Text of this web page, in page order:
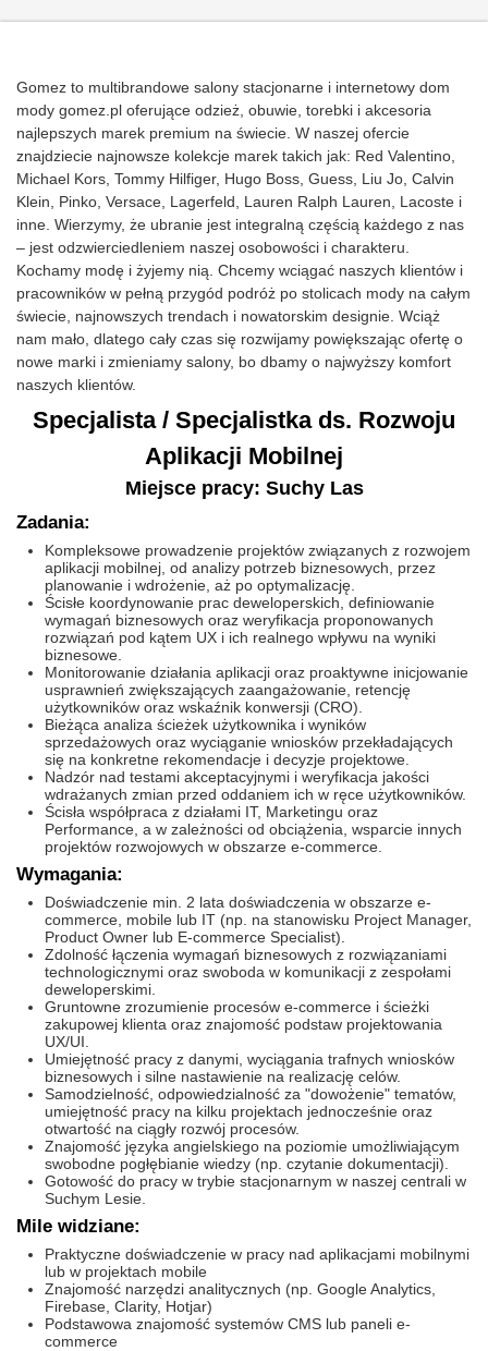
Gomez to multibrandowe salony stacjonarne i internetowy dom
mody gomez.pl oferujące odzież, obuwie, torebki i akcesoria
najlepszych marek premium na świecie. W naszej ofercie
znajdziecie najnowsze kolekcje marek takich jak: Red Valentino,
Michael Kors, Tommy Hilfiger, Hugo Boss, Guess, Liu Jo, Calvin
Klein, Pinko, Versace, Lagerfeld, Lauren Ralph Lauren, Lacoste i
inne. Wierzymy, że ubranie jest integralną częścią każdego z nas
– jest odzwierciedleniem naszej osobowości i charakteru.
Kochamy modę i żyjemy nią. Chcemy wciągać naszych klientów i
pracowników w pełną przygód podróż po stolicach mody na całym
świecie, najnowszych trendach i nowatorskim designie. Wciąż
nam mało, dlatego cały czas się rozwijamy powiększając ofertę o
nowe marki i zmieniamy salony, bo dbamy o najwyższy komfort
naszych klientów.
Specjalista / Specjalistka ds. Rozwoju
Aplikacji Mobilnej
Miejsce pracy: Suchy Las
Zadania:
Kompleksowe prowadzenie projektów związanych z rozwojem
aplikacji mobilnej, od analizy potrzeb biznesowych, przez
planowanie i wdrożenie, aż po optymalizację.
Ścisłe koordynowanie prac deweloperskich, definiowanie
wymagań biznesowych oraz weryfikacja proponowanych
rozwiązań pod kątem UX i ich realnego wpływu na wyniki
biznesowe.
Monitorowanie działania aplikacji oraz proaktywne inicjowanie
usprawnień zwiększających zaangażowanie, retencję
użytkowników oraz wskaźnik konwersji (CRO).
Bieżąca analiza ścieżek użytkownika i wyników
sprzedażowych oraz wyciąganie wniosków przekładających
się na konkretne rekomendacje i decyzje projektowe.
Nadzór nad testami akceptacyjnymi i weryfikacja jakości
wdrażanych zmian przed oddaniem ich w ręce użytkowników.
Ścisła współpraca z działami IT, Marketingu oraz
Performance, a w zależności od obciążenia, wsparcie innych
projektów rozwojowych w obszarze e-commerce.
Wymagania:
Doświadczenie min. 2 lata doświadczenia w obszarze e-
commerce, mobile lub IT (np. na stanowisku Project Manager,
Product Owner lub E-commerce Specialist).
Zdolność łączenia wymagań biznesowych z rozwiązaniami
technologicznymi oraz swoboda w komunikacji z zespołami
deweloperskimi.
Gruntowne zrozumienie procesów e-commerce i ścieżki
zakupowej klienta oraz znajomość podstaw projektowania
UX/UI.
Umiejętność pracy z danymi, wyciągania trafnych wniosków
biznesowych i silne nastawienie na realizację celów.
Samodzielność, odpowiedzialność za "dowożenie" tematów,
umiejętność pracy na kilku projektach jednocześnie oraz
otwartość na ciągły rozwój procesów.
Znajomość języka angielskiego na poziomie umożliwiającym
swobodne pogłębianie wiedzy (np. czytanie dokumentacji).
Gotowość do pracy w trybie stacjonarnym w naszej centrali w
Suchym Lesie.
Mile widziane:
Praktyczne doświadczenie w pracy nad aplikacjami mobilnymi
lub w projektach mobile
Znajomość narzędzi analitycznych (np. Google Analytics,
Firebase, Clarity, Hotjar)
Podstawowa znajomość systemów CMS lub paneli e-
commerce